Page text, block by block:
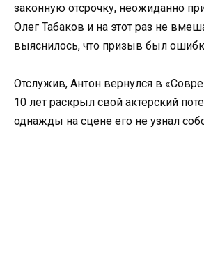
законную отсрочку, неожиданно
Олег Табаков и на этот раз не
выяснилось, что призыв был
Отслужив, Антон вернулся в
10 лет раскрыл свой актерский
однажды на сцене его не узнал